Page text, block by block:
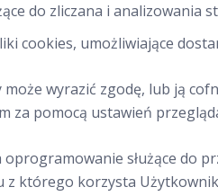
do zliczana i analizowania
cookies, umożliwiające
wyrazić zgodę, lub ją
za pomocą ustawień
oprogramowanie służące do
z którego korzysta